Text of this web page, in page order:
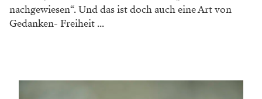
nachgewiesen“. Und das ist doch auch eine Art von
Gedanken- Freiheit ...